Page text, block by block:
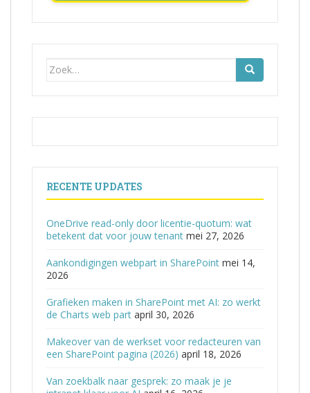
Zoek
RECENTE UPDATES
OneDrive read-only door licentie-quotum: wat
betekent dat voor jouw tenant mei 27, 2026
Aankondigingen webpart in SharePoint mei 14,
2026
Grafieken maken in SharePoint met AI: zo werkt
de Charts web part april 30, 2026
Makeover van de werkset voor redacteuren van
een SharePoint pagina (2026) april 18, 2026
Van zoekbalk naar gesprek: zo maak je je